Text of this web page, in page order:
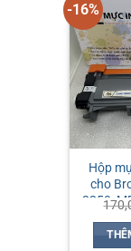
-16%
Hộp
cho
2250,